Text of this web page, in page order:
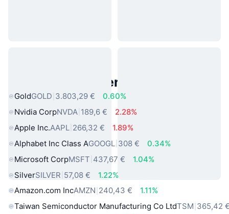
Beliebte reale Vermögenswerte
GoldGOLD 3.803,29 €
0.60%
Nvidia CorpNVDA 189,6 €
2.28%
Apple Inc.AAPL 266,32 €
1.89%
Alphabet Inc Class AGOOGL 308 €
0.34%
Microsoft CorpMSFT 437,67 €
1.04%
SilverSILVER 57,08 €
1.22%
Amazon.com IncAMZN 240,43 €
1.11%
Taiwan Semiconductor Manufacturing Co LtdTSM 365,42